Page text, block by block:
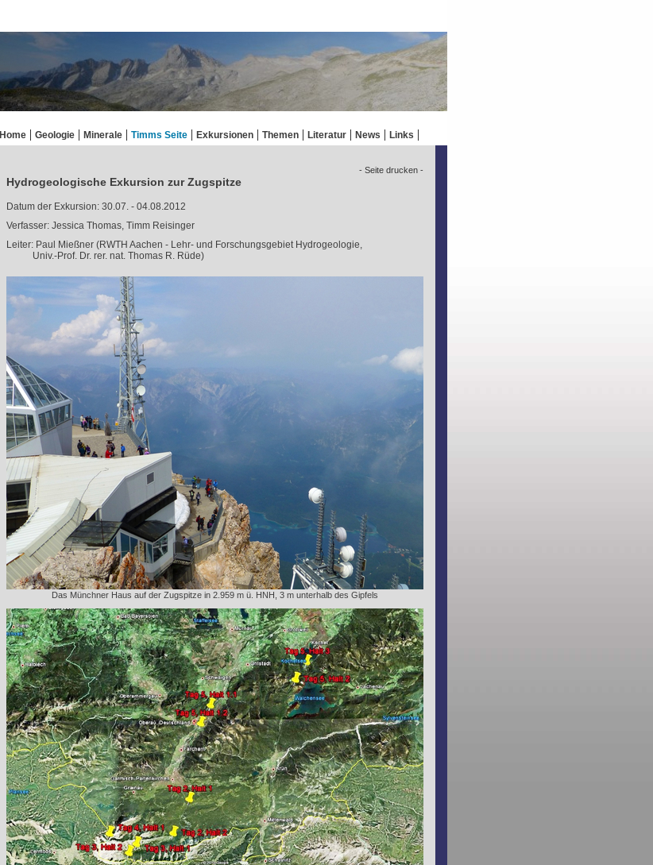
Home Geologie Minerale Timms Seite Exkursionen Themen Literatur News Links
- Seite drucken -
Hydrogeologische Exkursion zur Zugspitze
Datum der Exkursion: 30.07. - 04.08.2012
Verfasser: Jessica Thomas, Timm Reisinger
Leiter: Paul Mießner (RWTH Aachen - Lehr- und Forschungsgebiet Hydrogeologie,
Univ.-Prof. Dr. rer. nat. Thomas R. Rüde)
Das Münchner Haus auf der Zugspitze in 2.959 m ü. HNH, 3 m unterhalb des Gipfels